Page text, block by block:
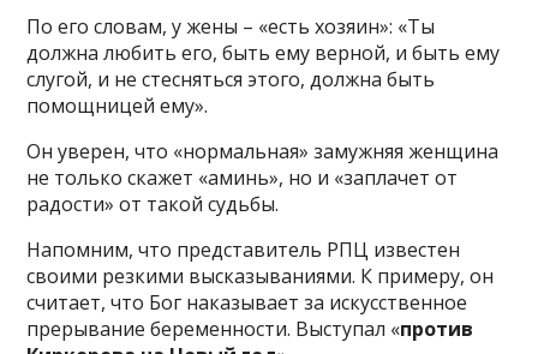
По его словам, у жены – «есть хозяин»: «Ты
должна любить его, быть ему верной, и быть ему
слугой, и не стесняться этого, должна быть
помощницей ему».
Он уверен, что «нормальная» замужняя женщина
не только скажет «аминь», но и «заплачет от
радости» от такой судьбы.
Напомним, что представитель РПЦ известен
своими резкими высказываниями. К примеру, он
считает, что Бог наказывает за искусственное
прерывание беременности. Выступал «против